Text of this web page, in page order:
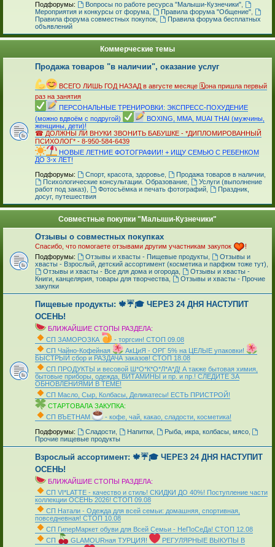
Подфорумы: Вопросы по работе ресурса "Малыши-Кузнечики",
Мероприятия и конкурсы от форума
Правила форума "Общение",
Правила форума совместных покупок
Правила форума бесплатных
объявлений
Коммерческие темы
Продажа товаров "в наличии", оказание услуг
ВСЕГО ЛИШЬ ГОД НАЗАД в августе месяце 🗓она пришла первый
раз на занятия
ПЕРСОНАЛЬНЫЕ ТРЕНИРОВКИ: ЭКСПРЕСС-ПОХУДЕНИЕ
(можно вдвоём с подругой)
BOXING, MMA, MUAI THAI (мужчины,
женщины, дети)!
☎ ДОЛЖНЫ ЛИ ВНУКИ ЗВОНИТЬ БАБУШКЕ - *ДИПЛОМИРОВАННЫЙ
ПСИХОЛОГ* - 8-950-584-6439
НОВЫЕ ЛЕТНИЕ ФОТОГРАФИИ! + ИЩУ СЕМЬЮ С РЕБЕНКОМ
ДО 3-х ЛЕТ!
Подфорумы: Спорт, красота, здоровье, Продажа товаров в наличии,
Психологические консультации. Образование,
Услуги (выполнение
работ под заказ)
Фотосъёмка и печать фотографий,
Праздник,
досуг, путешествия
Совместные покупки "Малыши-Кузнечики"
Отзывы о совместных покупках
Спасибо, что помогаете отзывами другим участникам закупок
!
Подфорумы:
Отзывы и хвасты - Пищевые продукты,
Отзывы и
хвасты - Взрослый, детский ассортимент (косметика и парфюм тоже тут)
Отзывы и хвасты - Все для дома и огорода,
Отзывы и хвасты -
Книги, канцелярия, товары для творчества
Отзывы и хвасты - Прочие
закупки
Пищевые продукты: 🍁☔🎓 ЧЕРЕЗ 24 ДНЯ НАСТУПИТ
ОСЕНЬ!
БЛИЖАЙШИЕ СТОПЫ РАЗДЕЛА:
СП ЗАМОРОЗКА
- торгсин! СТОП 09.08
СП Чайно-Кофейная
АкЦиЯ - ОРГ 5% на ЦЕЛЫЕ упаковки!
БЫСТРЫЙ сбор и РАЗДАЧА заказов! СТОП 18.08
СП ПРОДУКТЫ и весовой Ш*О*К*О*Л*А*Д! А также бытовая химия,
бытовые приборы, одежда, ВИТАМИНЫ и пр. и пр.! СЛЕДИТЕ ЗА
ОБНОВЛЕНИЯМИ В ТЕМЕ!
СП Масло, Сыр, Колбасы, Деликатесы! ЕСТЬ ПРИСТРОЙ!
СТАРТОВАЛА ЗАКУПКА:
СП ВЪЕТНАМ
- кофе, чай, какао, сладости, косметика!
Подфорумы: Сладости, Напитки, Рыба, икра, колбасы, мясо,
Прочие пищевые продукты
Взрослый ассортимент: 🍁☔🎓 ЧЕРЕЗ 24 ДНЯ НАСТУПИТ
ОСЕНЬ!
БЛИЖАЙШИЕ СТОПЫ РАЗДЕЛА:
СП VI*LATTE - качество и стиль! СКИДКИ ДО 40%! Поступление части
коллекции ОСЕНЬ 2026! СТОП 09.08
СП Натали - Одежда для всей семьи: домашняя, спортивная,
повседневная! СТОП 10.08
СП ГиперМаркет обуви для Всей Семьи - НеПоСеДа! СТОП 12.08
СП
GLAMOURная ТУРЦИЯ!
РЕГУЛЯРНЫЕ ВЫКУПЫ В